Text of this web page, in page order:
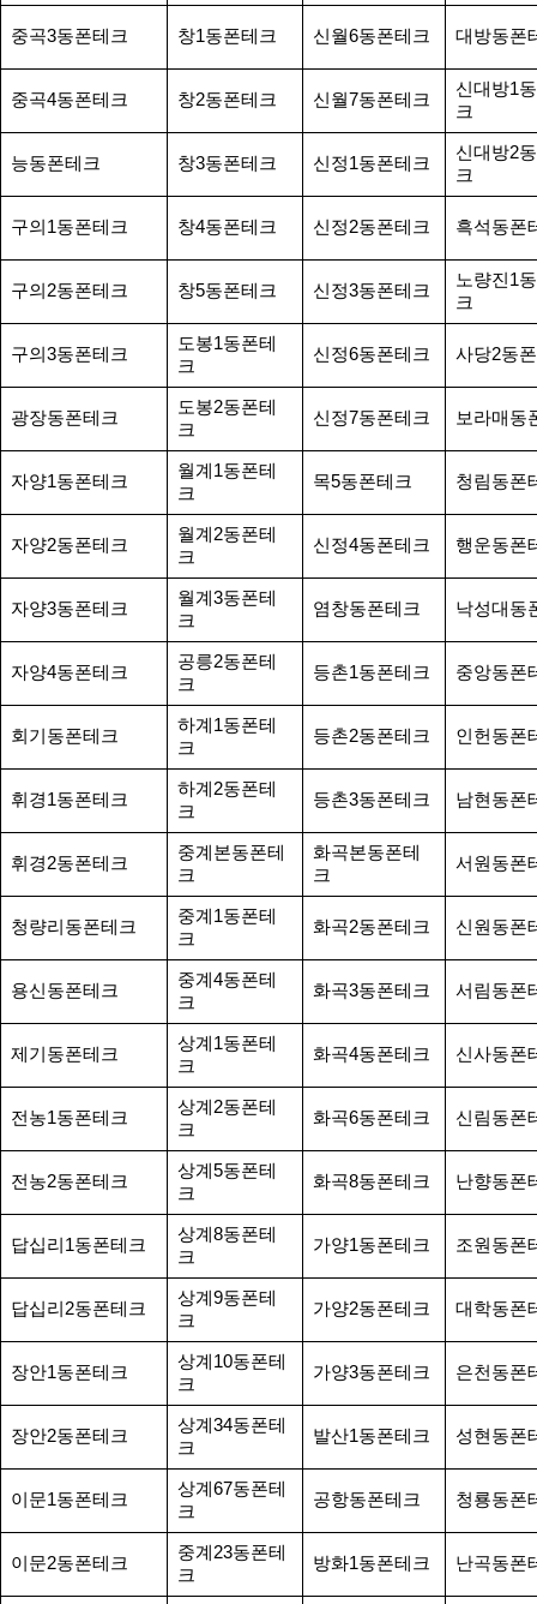
중곡3동폰테크 창1동폰테크 신월6동폰테크 대방동폰
중곡4동폰테크 창2동폰테크 신월7동폰테크
신대방1
크
능동폰테크 창3동폰테크 신정1동폰테크
신대방2
크
구의1동폰테크 창4동폰테크 신정2동폰테크 흑석동폰
구의2동폰테크 창5동폰테크 신정3동폰테크
노량진1
크
구의3동폰테크
도봉1동폰테
크
신정6동폰테크 사당2동
광장동폰테크
도봉2동폰테
크
신정7동폰테크 보라매동
자양1동폰테크
월계1동폰테
크
목5동폰테크 청림동폰
자양2동폰테크
월계2동폰테
크
신정4동폰테크 행운동폰
자양3동폰테크
월계3동폰테
크
염창동폰테크 낙성대동
자양4동폰테크
공릉2동폰테
크
등촌1동폰테크 중앙동폰
회기동폰테크
하계1동폰테
크
등촌2동폰테크 인헌동폰
휘경1동폰테크
하계2동폰테
크
등촌3동폰테크 남현동폰
휘경2동폰테크
중계본동폰테
크
화곡본동폰테
크
서원동폰
청량리동폰테크
중계1동폰테
크
화곡2동폰테크 신원동폰
용신동폰테크
중계4동폰테
크
화곡3동폰테크 서림동폰
제기동폰테크
상계1동폰테
크
화곡4동폰테크 신사동폰
전농1동폰테크
상계2동폰테
크
화곡6동폰테크 신림동폰
전농2동폰테크
상계5동폰테
크
화곡8동폰테크 난향동폰
답십리1동폰테크
상계8동폰테
크
가양1동폰테크 조원동폰
답십리2동폰테크
상계9동폰테
크
가양2동폰테크 대학동폰
장안1동폰테크
상계10동폰테
크
가양3동폰테크 은천동폰
장안2동폰테크
상계34동폰테
크
발산1동폰테크 성현동폰
이문1동폰테크
상계67동폰테
크
공항동폰테크 청룡동폰
이문2동폰테크
중계23동폰테
크
방화1동폰테크 난곡동폰